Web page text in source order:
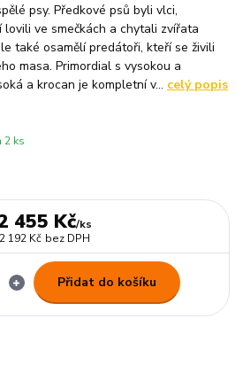
psy. Předkové psů byli vlci,
ve smečkách a chytali zvířata
také osamělí predátoři, kteří se živili
masa. Primordial s vysokou a
a krocan je kompletní v... celý popis
2 ks
455 Kč/ks
2 192 Kč bez DPH
Přidat do košíku